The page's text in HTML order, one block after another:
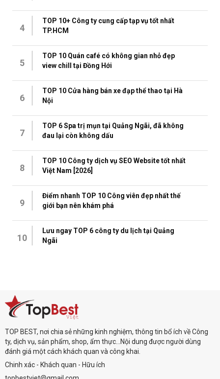
4
TOP 10+ Công ty cung cấp tạp vụ tốt nhất
TP.HCM
5
TOP 10 Quán café có không gian nhỏ đẹp
view chill tại Đồng Hới
6
TOP 10 Cửa hàng bán xe đạp thể thao tại Hà
Nội
7
TOP 6 Spa trị mụn tại Quảng Ngãi, đã không
đau lại còn không dấu
8
TOP 10 Công ty dịch vụ SEO Website tốt nhất
Việt Nam [2026]
9
Điểm nhanh TOP 10 Công viên đẹp nhất thế
giới bạn nên khám phá
10
Lưu ngay TOP 6 công ty du lịch tại Quảng
Ngãi
TOP BEST, nơi chia sẻ những kinh nghiệm, thông tin bổ ích về Công
ty, dịch vụ, sản phẩm, shop, ẩm thực...Nội dung được người dùng
đánh giá một cách khách quan và công khai.
Chinh xác - Khách quan - Hữu ích